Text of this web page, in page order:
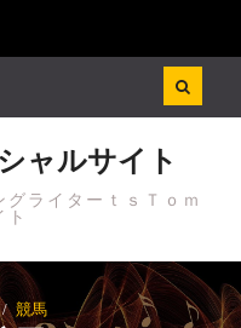
ャルサイト
ライターｔｓＴｏｍ
ト
競馬